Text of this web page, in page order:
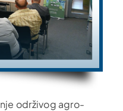
održivog agro-